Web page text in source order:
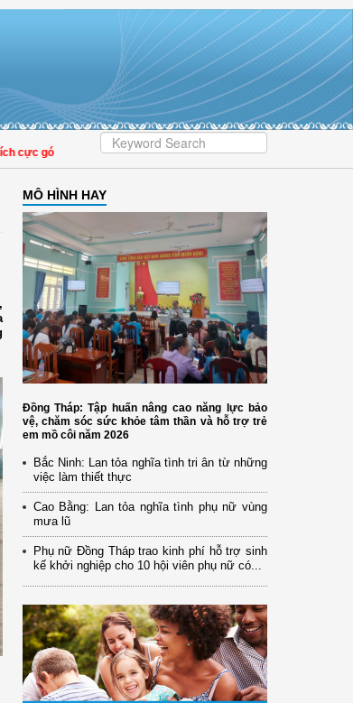
góp phần nâng cao tỷ lệ người dân tham gia bảo hiểm y tế
MÔ HÌNH HAY
Đồng Tháp: Tập huấn nâng cao năng lực bảo
vệ, chăm sóc sức khỏe tâm thần và hỗ trợ trẻ
em mồ côi năm 2026
Bắc Ninh: Lan tỏa nghĩa tình tri ân từ những
việc làm thiết thực
Cao Bằng: Lan tỏa nghĩa tình phụ nữ vùng
mưa lũ
Phụ nữ Đồng Tháp trao kinh phí hỗ trợ sinh
kế khởi nghiệp cho 10 hội viên phụ nữ có...